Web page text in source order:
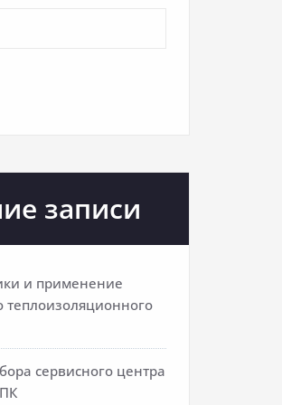
записи
и применение
теплоизоляционного
сервисного центра